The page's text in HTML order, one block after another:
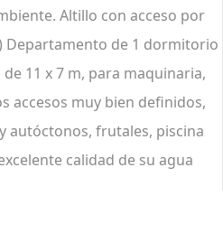
Altillo con acceso por
Departamento de 1 dormitorio
11 x 7 m, para maquinaria,
accesos muy bien definidos,
autóctonos, frutales, piscina
calidad de su agua